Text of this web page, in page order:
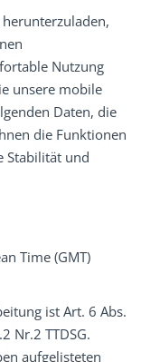
Nutzung
unsere mobile
Daten, die
die Funktionen
Stabilität und
Time (GMT)
ist Art. 6 Abs.
Nr.2 TTDSG.
aufgelisteten